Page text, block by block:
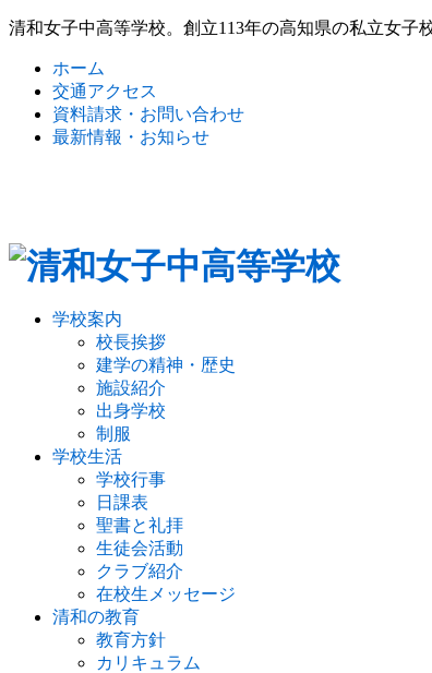
清和女子中高等学校。創立113年の高知県の私立女子
ホーム
交通アクセス
資料請求・お問い合わせ
最新情報・お知らせ
学校案内
校長挨拶
建学の精神・歴史
施設紹介
出身学校
制服
学校生活
学校行事
日課表
聖書と礼拝
生徒会活動
クラブ紹介
在校生メッセージ
清和の教育
教育方針
カリキュラム